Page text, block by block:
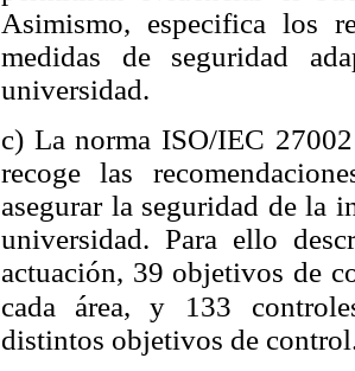
Asimismo, especifica los
medidas de seguridad
universidad.
c) La norma ISO/IEC
recoge las
asegurar la seguridad de la
universidad. Para ello
actuación, 39 objetivos de
cada área, y 133
distintos objetivos de